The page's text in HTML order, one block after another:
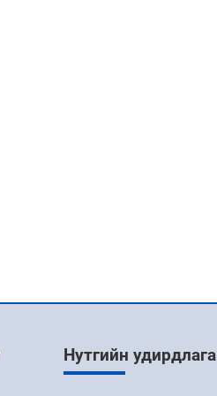
Нутгийн удирдлага